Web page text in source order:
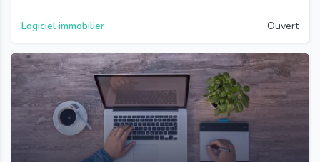
Logiciel immobilier Ouvert